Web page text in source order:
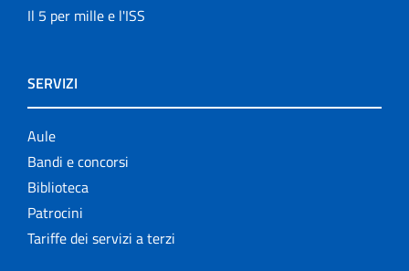
Il 5 per mille e l'ISS
SERVIZI
Aule
Bandi e concorsi
Biblioteca
Patrocini
Tariffe dei servizi a terzi